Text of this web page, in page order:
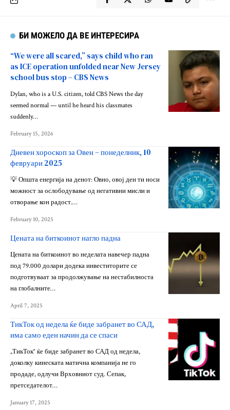
БИ МОЖЕЛО ДА ВЕ ИНТЕРЕСИРА
“We were all scared,” says child who ran
as ICE operation unfolded near New Jersey
school bus stop – CBS News
Dylan, who is a U.S. citizen, told CBS News the day
seemed normal — until he heard his classmates
suddenly…
February 15, 2026
Дневен хороскоп за Овен – понеделник, 10
февруари 2025
💡 Општа енергија на денот: Овно, овој ден ти носи
можност за ослободување од негативни мисли и
отворање кон радост.…
February 10, 2025
Цената на биткоинот нагло падна
Цената на биткоинот во неделата навечер падна
под 79.000 долари додека инвеститорите се
подготвуваат за продолжување на нестабилноста
на глобалните…
April 7, 2025
ТикТок од недела ќе биде забранет во САД,
има само еден начин да се спаси
„ТикТок“ ќе биде забранет во САД од недела,
доколку кинеската матична компанија не го
продаде, одлучи Врховниот суд. Сепак,
претседателот…
January 17, 2025